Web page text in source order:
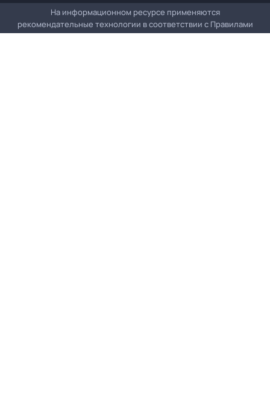
На информационном ресурсе применяются
рекомендательные технологии в соответствии с Правилами